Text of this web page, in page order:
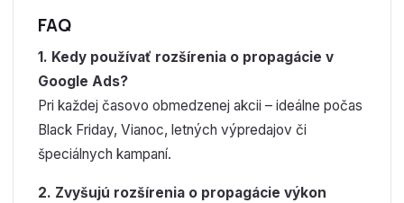
FAQ
1. Kedy používať rozšírenia o propagácie v
Google Ads?
Pri každej časovo obmedzenej akcii – ideálne počas
Black Friday, Vianoc, letných výpredajov či
špeciálnych kampaní.
2. Zvyšujú rozšírenia o propagácie výkon